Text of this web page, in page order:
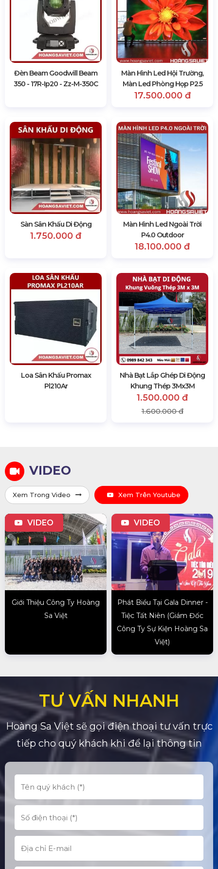
Đèn Beam Goodwill Beam
350 - 17R-Ip20 - Zz-M-350C
Màn Hình Led Hội Trường,
Màn Led Phòng Họp P2.5
17.500.000 đ
Sàn Sân Khấu Di Động
1.750.000 đ
Màn Hình Led Ngoài Trời
P4.0 Outdoor
18.100.000 đ
Loa Sân Khấu Promax
Pl210Ar
Nhà Bạt Lắp Ghép Di Động
Khung Thép 3Mx3M
1.500.000 đ
1.600.000 đ
VIDEO
Xem Trong Video Xem Trên Youtube
VIDEO
Giới Thiệu Công Ty Hoàng
Sa Việt
VIDEO
Phát Biểu Tại Gala Dinner -
Tiệc Tất Niên (Giám Đốc
Công Ty Sự Kiện Hoàng Sa
Việt)
TƯ VẤN NHANH
Hoàng Sa Việt sẽ gọi điện thoại tư vấn trực
tiếp cho quý khách khi để lại thông tin